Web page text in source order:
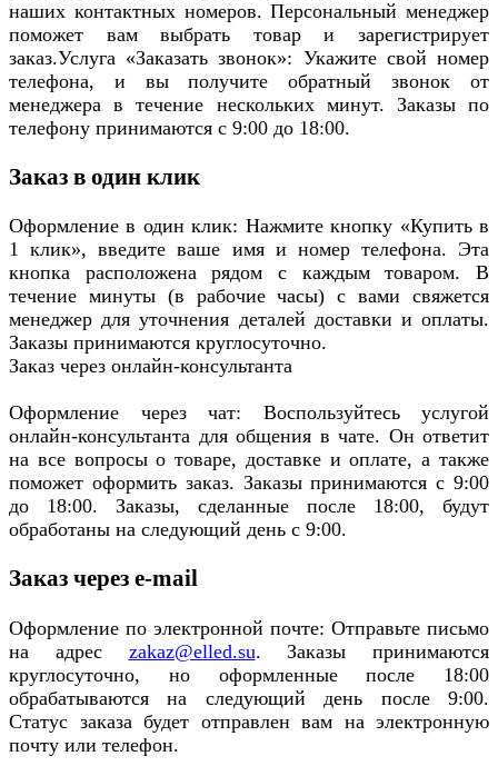
наших контактных номеров. Персональный менеджер
поможет вам выбрать товар и зарегистрирует
заказ.Услуга «Заказать звонок»: Укажите свой номер
телефона, и вы получите обратный звонок от
менеджера в течение нескольких минут. Заказы по
телефону принимаются с 9:00 до 18:00.
Заказ в один клик
Оформление в один клик: Нажмите кнопку «Купить в
1 клик», введите ваше имя и номер телефона. Эта
кнопка расположена рядом с каждым товаром. В
течение минуты (в рабочие часы) с вами свяжется
менеджер для уточнения деталей доставки и оплаты.
Заказы принимаются круглосуточно.
Заказ через онлайн-консультанта
Оформление через чат: Воспользуйтесь услугой
онлайн-консультанта для общения в чате. Он ответит
на все вопросы о товаре, доставке и оплате, а также
поможет оформить заказ. Заказы принимаются с 9:00
до 18:00. Заказы, сделанные после 18:00, будут
обработаны на следующий день с 9:00.
Заказ через e-mail
Оформление по электронной почте: Отправьте письмо
на адрес zakaz@elled.su. Заказы принимаются
круглосуточно, но оформленные после 18:00
обрабатываются на следующий день после 9:00.
Статус заказа будет отправлен вам на электронную
почту или телефон.